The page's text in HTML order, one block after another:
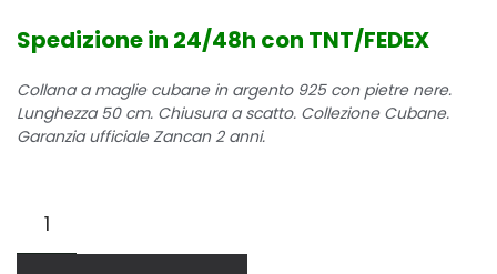
Spedizione in 24/48h con TNT/FEDEX
Collana a maglie cubane in argento 925 con pietre nere.
Lunghezza 50 cm. Chiusura a scatto. Collezione Cubane.
Garanzia ufficiale Zancan 2 anni.
Zancan
Cubane